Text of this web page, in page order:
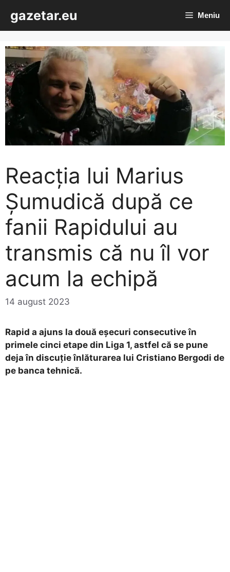
conținut
gazetar.eu Meniu
Reacția lui Marius
Șumudică după ce
fanii Rapidului au
transmis că nu îl vor
acum la echipă
14 august 2023
Rapid a ajuns la două eșecuri consecutive în
primele cinci etape din Liga 1, astfel că se pune
deja în discuție înlăturarea lui Cristiano Bergodi de
pe banca tehnică.